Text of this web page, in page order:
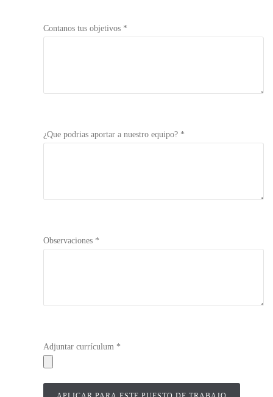
Contanos tus objetivos *
¿Que podrias aportar a nuestro equipo? *
Observaciones *
Adjuntar currículum *